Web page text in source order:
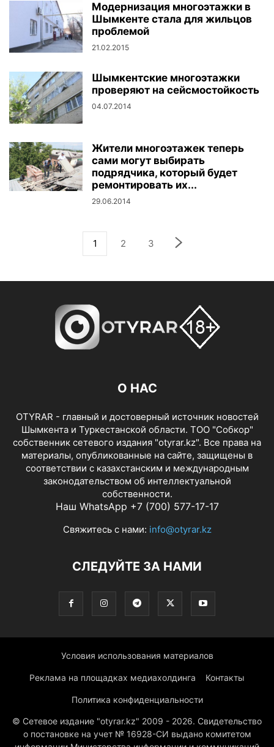
Модернизация многоэтажки в
Шымкенте стала для жильцов
проблемой
21.02.2015
Шымкентские многоэтажки
проверяют на сейсмостойкость
04.07.2014
Жители многоэтажек теперь
сами могут выбирать
подрядчика, который будет
ремонтировать их...
29.06.2014
1 2 3
О НАС
OTYRAR - главный и достоверный источник новостей
Шымкента и Туркестанской области. ТОО "Собкор"
собственник сетевого издания "otyrar.kz". Все права на
материалы, опубликованные на сайте, защищены в
соответствии с казахстанским и международным
законодательством об интеллектуальной
собственности.
Наш WhatsApp +7 (700) 577-17-17
Свяжитесь с нами: info@otyrar.kz
СЛЕДУЙТЕ ЗА НАМИ
Условия использования материалов
Реклама на площадках медиахолдинга Контакты
Политика конфиденциальности
© Сетевое издание "otyrar.kz" 2009 - 2026. Свидетельство
о постановке на учет № 16928-СИ выдано комитетом